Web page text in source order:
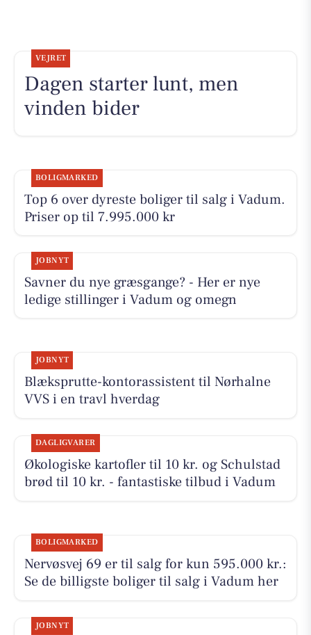
VEJRET
Dagen starter lunt, men
vinden bider
BOLIGMARKED
Top 6 over dyreste boliger til salg i Vadum.
Priser op til 7.995.000 kr
JOBNYT
Savner du nye græsgange? - Her er nye
ledige stillinger i Vadum og omegn
JOBNYT
Blæksprutte-kontorassistent til Nørhalne
VVS i en travl hverdag
DAGLIGVARER
Økologiske kartofler til 10 kr. og Schulstad
brød til 10 kr. - fantastiske tilbud i Vadum
BOLIGMARKED
Nervøsvej 69 er til salg for kun 595.000 kr.:
Se de billigste boliger til salg i Vadum her
JOBNYT